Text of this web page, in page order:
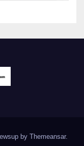
by Themeansar.